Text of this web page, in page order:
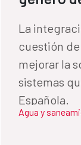
La
cuestión
mejorar la
sistemas
Española.
Agua y